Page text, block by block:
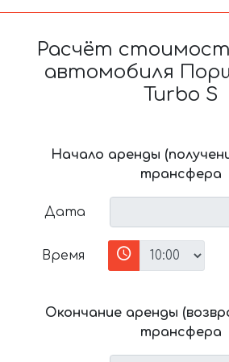
Расчёт
автомобиля
Turbo S
Начало аренды
трансфера
Дата
Время
Окончание аренды
трансфера